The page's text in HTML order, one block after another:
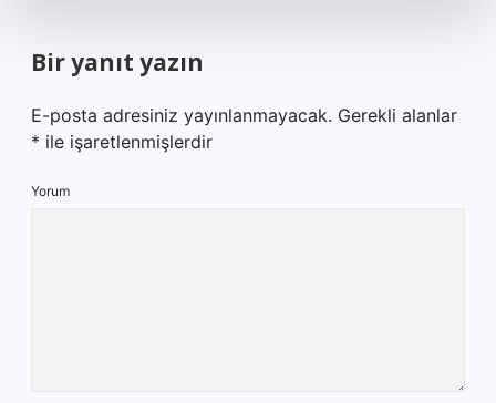
Bir yanıt yazın
E-posta adresiniz yayınlanmayacak. Gerekli alanlar
* ile işaretlenmişlerdir
Yorum